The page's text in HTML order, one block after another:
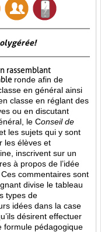
rassemblant
ronde afin de
en général ainsi
classe en réglant des
ou en discutant
le Conseil de
les sujets qui y sont
les élèves et
inscrivent sur un
à propos de l’idée
commentaires sont
divise le tableau
types de
idées dans la case
désirent effectuer
formule pédagogique